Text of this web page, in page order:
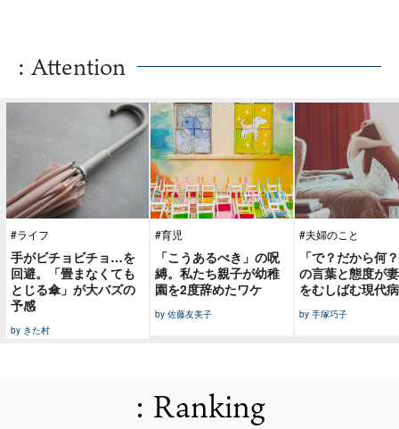
: Attention
#ライフ
手がビチョビチョ…を
回避。「畳まなくても
とじる傘」が大バズの
予感
by きた村
#育児
「こうあるべき」の呪
縛。私たち親子が幼稚
園を2度辞めたワケ
by 佐藤友美子
#夫婦のこと
「で？だから何
の言葉と態度が
をむしばむ現代病
by 手塚巧子
: Ranking